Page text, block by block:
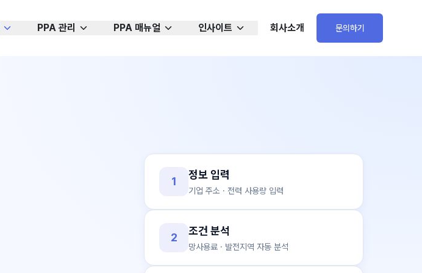
PPA 관리 PPA 매뉴얼 인사이트 회사소개 문의하기
1
정보 입력
기업 주소 · 전력 사용량 입력
2
조건 분석
망사용료 · 발전지역 자동 분석